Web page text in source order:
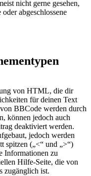
nicht gerne gesehen,
abgeschlossene
von HTML, die dir
für deinen Text
BBCode werden durch
können jedoch auch
deaktiviert werden.
jedoch werden
spitzen („<“ und „>“)
Informationen zu
Hilfe-Seite, die von
zugänglich ist.